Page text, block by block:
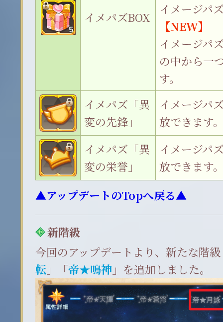
イメパズBOX
イメージパ
【NEW】
イメージパ
の中から一
す。
イメパズ「異
変の先鋒」
イメージパ
放できます
イメパズ「異
変の栄誉」
イメージパ
放できます
▲アップデートのTopへ戻る▲
新階級
今回のアップデートより、新たな階
転 」「帝★鳴神 」を追加しました。